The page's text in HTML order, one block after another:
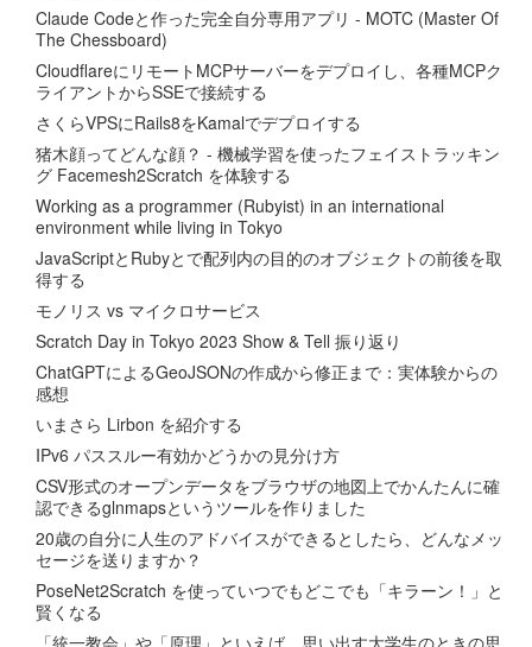
Claude Codeと作った完全自分専用アプリ - MOTC (Master Of
The Chessboard)
CloudflareにリモートMCPサーバーをデプロイし、各種MCPク
ライアントからSSEで接続する
さくらVPSにRails8をKamalでデプロイする
猪木顔ってどんな顔？ - 機械学習を使ったフェイストラッキン
グ Facemesh2Scratch を体験する
Working as a programmer (Rubyist) in an international
environment while living in Tokyo
JavaScriptとRubyとで配列内の目的のオブジェクトの前後を取
得する
モノリス vs マイクロサービス
Scratch Day in Tokyo 2023 Show & Tell 振り返り
ChatGPTによるGeoJSONの作成から修正まで：実体験からの
感想
いまさら Lirbon を紹介する
IPv6 パススルー有効かどうかの見分け方
CSV形式のオープンデータをブラウザの地図上でかんたんに確
認できるglnmapsというツールを作りました
20歳の自分に人生のアドバイスができるとしたら、どんなメッ
セージを送りますか？
PoseNet2Scratch を使っていつでもどこでも「キラーン！」と
賢くなる
「統一教会」や「原理」といえば、思い出す大学生のときの思